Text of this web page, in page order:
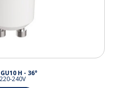
H - 36°
220-240V